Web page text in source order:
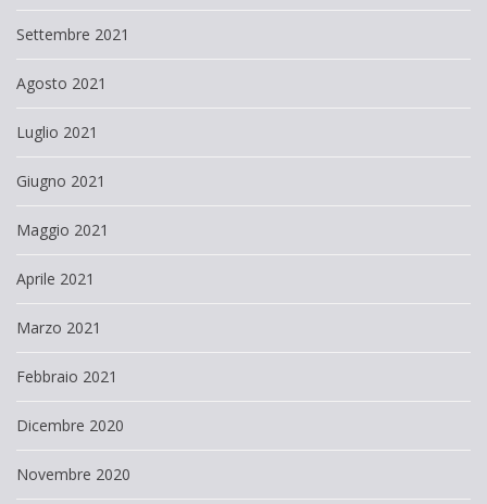
Settembre 2021
Agosto 2021
Luglio 2021
Giugno 2021
Maggio 2021
Aprile 2021
Marzo 2021
Febbraio 2021
Dicembre 2020
Novembre 2020